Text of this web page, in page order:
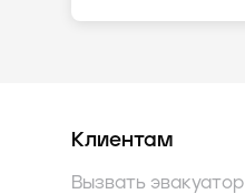
Клиентам
Вызвать эвакуатор